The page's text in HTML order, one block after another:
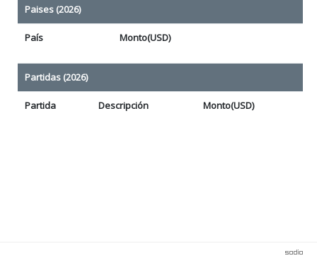
Paises (2026)
País Monto(USD)
Partidas (2026)
Partida Descripción Monto(USD)